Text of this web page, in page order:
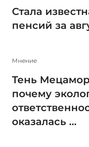
Стала
пенсий за
Мнение
Тень
почему
оказалась ...